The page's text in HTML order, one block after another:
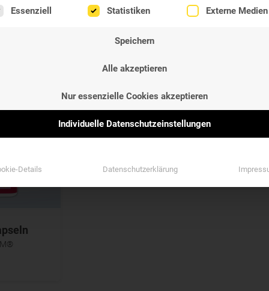
ETIKETTEN
ETIKETTEN
eine Liste der Service-Gruppen, für die eine Einwilligung
Essenziell Statistiken Externe Medien
Speichern
Alle akzeptieren
Nur essenzielle Cookies akzeptieren
Individuelle Datenschutzeinstellungen
Details Datenschutzerklärung